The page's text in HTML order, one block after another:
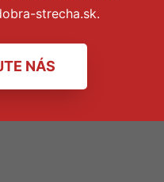
strecha.sk.
NÁS